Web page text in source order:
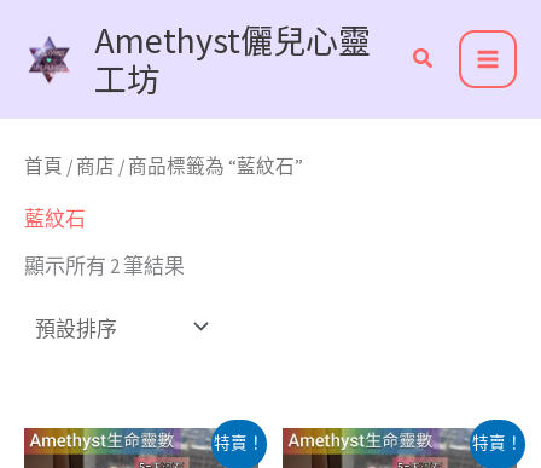
要
Amethyst儷兒心靈
工坊
首頁 / 商店 / 商品標籤為 “藍紋石”
藍紋石
顯示所有 2 筆結果
特賣！
此
特賣！
此